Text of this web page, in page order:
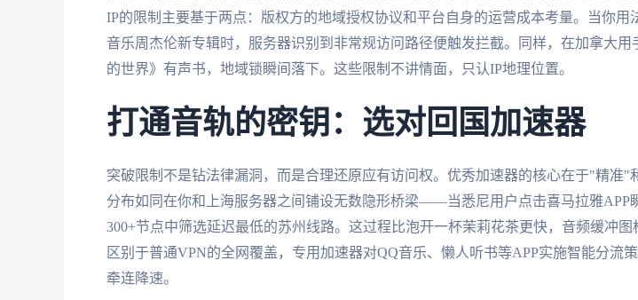
IP的限制主要基于两点：版权方的地域授权协议和平台自身的运营成本考量。当你用
音乐周杰伦新专辑时，服务器识别到非常规访问路径便触发拦截。同样，在加拿大用
的世界》有声书，地域锁瞬间落下。这些限制不讲情面，只认IP地理位置。
打通音轨的密钥：选对回国加速器
突破限制不是钻法律漏洞，而是合理还原应有访问权。优秀加速器的核心在于"精准"
分布如同在你和上海服务器之间铺设无数隐形桥梁——当悉尼用户点击喜马拉雅APP
300+节点中筛选延迟最低的苏州线路。这过程比泡开一杯茉莉花茶更快，音频缓冲图
区别于普通VPN的全网覆盖，专用加速器对QQ音乐、懒人听书等APP实施智能分流
牵连降速。